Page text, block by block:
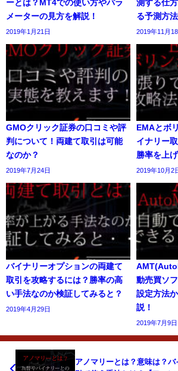
ーとは？MT4での使い方やパラ
メーターの見方を解説！
2019年1月21日
測する仕
る予測方
2019年11月
GMOクリック証券の口コミや評
判について！両建て取引は可能
なのか？
2019年7月24日
EMAとボ
イナリー
勝率を上
2019年10月2
バイナリーオプションの両建て
取引を攻略するには？勝率の高
い手法なのか検証してみると？
2019年4月29日
動売買ソ
設定方法
説！
2019年7月9日
アノマリーとは？意味は？